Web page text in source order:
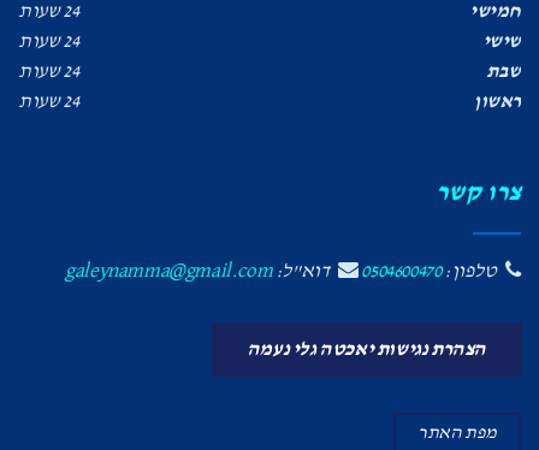
חמישי
24 שעות
שישי
24 שעות
שבת
24 שעות
ראשון
24 שעות
צרו קשר
טלפון:0504600470 דוא"ל:galeynamma@gmail.com
הצהרת נגישות יאכטה גלי נעמה
מפת האתר